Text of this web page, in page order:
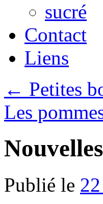
sucré
Contact
Liens
← Petites
Les
Publié le